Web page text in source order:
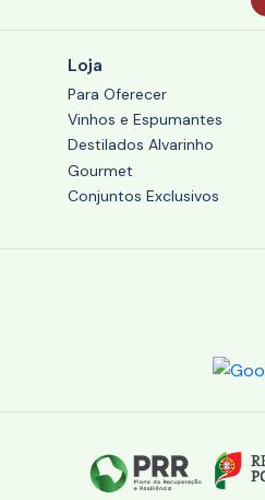
Loja
Para Oferecer
Vinhos e Espumantes
Destilados Alvarinho
Gourmet
Conjuntos Exclusivos